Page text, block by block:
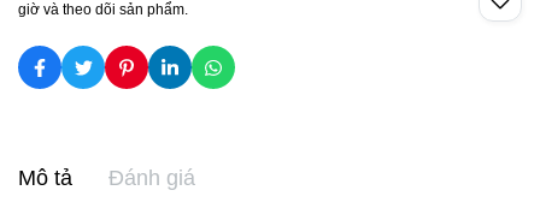
giờ và theo dõi sản phẩm.
Mô tả Đánh giá